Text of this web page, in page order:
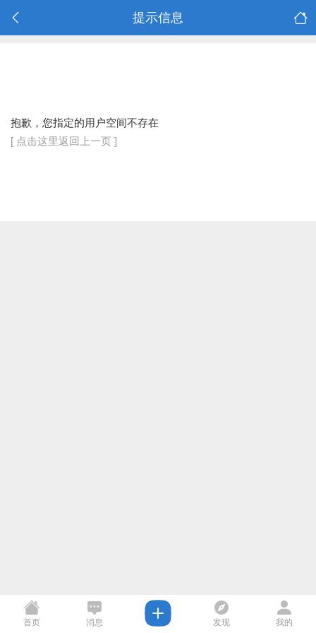
提示信息
抱歉，您指定的用户空间不存在
[ 点击这里返回上一页 ]
首页 消息 发现 我的